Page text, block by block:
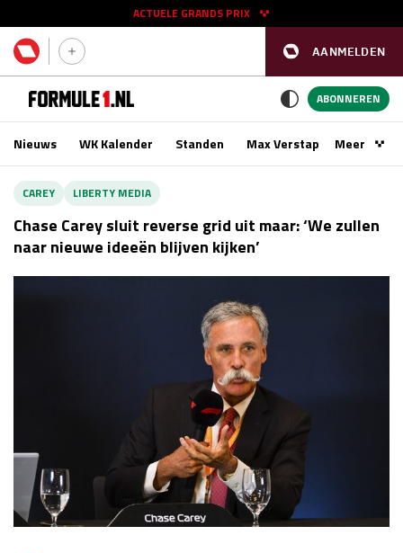
AANMELDEN
ACTUELE GRANDS PRIX
11 - 13 sep
Race
vr 14:00 - 15:00
za 13:00 - 15:00
GP VERENIGDE STATEN 2026
ABONNEREN
Nieuws WK Kalender Standen Max VerstappenMeer
CAREY LIBERTY MEDIA
Chase Carey sluit reverse grid uit maar: ‘We zullen
naar nieuwe ideeën blijven kijken’